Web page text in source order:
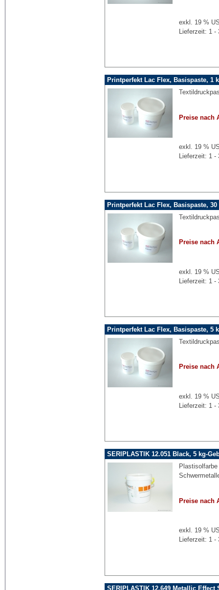
exkl. 19 %
Lieferzeit: 1
Printperfekt Lac Flex, Basispaste, 1
Preise nach
exkl. 19 %
Lieferzeit: 1 -
Printperfekt Lac Flex, Basispaste, 30
Preise nach
exkl. 19 %
Lieferzeit: 1 -
Printperfekt Lac Flex, Basispaste, 5
Preise nach
exkl. 19 %
Lieferzeit: 1
SERIPLASTIK 12.051 Black, 5 kg-
Preise nach
exkl. 19 %
Lieferzeit: 1 -
SERIPLASTIK 12.649 Metallic Effect